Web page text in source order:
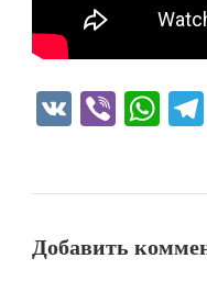
VK Viber
Добавить